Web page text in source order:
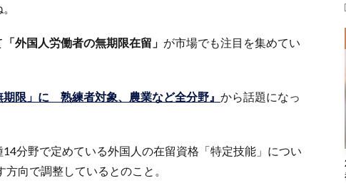
「外国人労働者の無期限在留」 が市場でも注目を集めてい
期限」に 熟練者対象、農業など全分野』 から話題になっ
分野で定めている外国人の在留資格「特定技能」につい
向で調整しているとのこと。